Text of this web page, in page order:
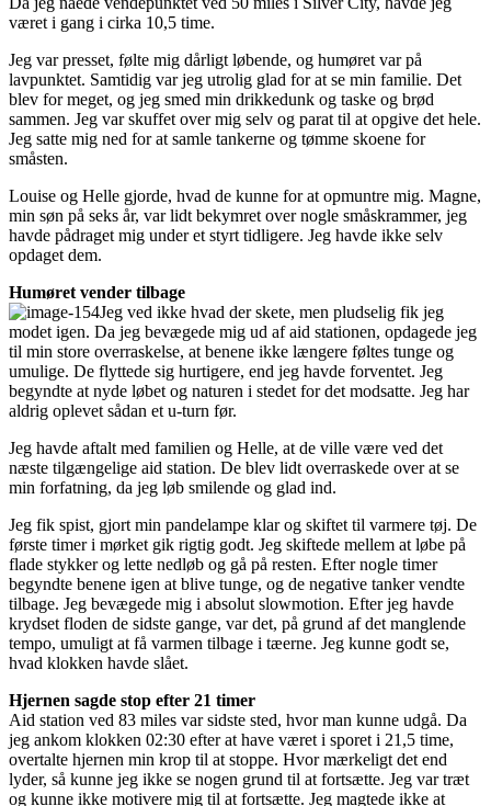
været i gang i cirka 10,5 time.
Jeg var presset, følte mig dårligt løbende, og humøret var på
lavpunktet. Samtidig var jeg utrolig glad for at se min familie. Det
blev for meget, og jeg smed min drikkedunk og taske og brød
sammen. Jeg var skuffet over mig selv og parat til at opgive det hele.
Jeg satte mig ned for at samle tankerne og tømme skoene for
småsten.
Louise og Helle gjorde, hvad de kunne for at opmuntre mig. Magne,
min søn på seks år, var lidt bekymret over nogle småskrammer, jeg
havde pådraget mig under et styrt tidligere. Jeg havde ikke selv
opdaget dem.
Humøret vender tilbage
Jeg ved ikke hvad der skete, men pludselig fik jeg
modet igen. Da jeg bevægede mig ud af aid stationen, opdagede jeg
til min store overraskelse, at benene ikke længere føltes tunge og
umulige. De flyttede sig hurtigere, end jeg havde forventet. Jeg
begyndte at nyde løbet og naturen i stedet for det modsatte. Jeg har
aldrig oplevet sådan et u-turn før.
Jeg havde aftalt med familien og Helle, at de ville være ved det
næste tilgængelige aid station. De blev lidt overraskede over at se
min forfatning, da jeg løb smilende og glad ind.
Jeg fik spist, gjort min pandelampe klar og skiftet til varmere tøj. De
første timer i mørket gik rigtig godt. Jeg skiftede mellem at løbe på
flade stykker og lette nedløb og gå på resten. Efter nogle timer
begyndte benene igen at blive tunge, og de negative tanker vendte
tilbage. Jeg bevægede mig i absolut slowmotion. Efter jeg havde
krydset floden de sidste gange, var det, på grund af det manglende
tempo, umuligt at få varmen tilbage i tæerne. Jeg kunne godt se,
hvad klokken havde slået.
Hjernen sagde stop efter 21 timer
Aid station ved 83 miles var sidste sted, hvor man kunne udgå. Da
jeg ankom klokken 02:30 efter at have været i sporet i 21,5 time,
overtalte hjernen min krop til at stoppe. Hvor mærkeligt det end
lyder, så kunne jeg ikke se nogen grund til at fortsætte. Jeg var træt
og kunne ikke motivere mig til at fortsætte. Jeg magtede ikke at